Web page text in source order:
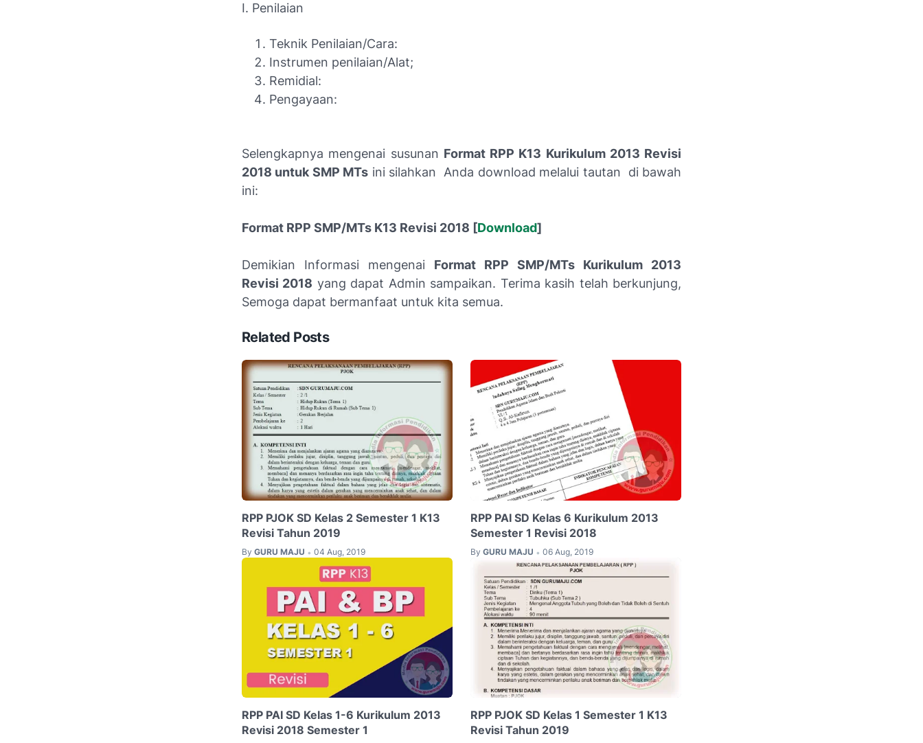
I. Penilaian
Teknik Penilaian/Cara:
Instrumen penilaian/Alat;
Remidial:
Pengayaan:
Selengkapnya mengenai susunan Format RPP K13 Kurikulum 2013 Revisi
2018 untuk SMP MTs ini silahkan Anda download melalui tautan di bawah
ini:
Format RPP SMP/MTs K13 Revisi 2018 [Download]
Demikian Informasi mengenai Format RPP SMP/MTs Kurikulum 2013
Revisi 2018 yang dapat Admin sampaikan. Terima kasih telah berkunjung,
Semoga dapat bermanfaat untuk kita semua.
Related Posts
RPP PJOK SD Kelas 2 Semester 1 K13
Revisi Tahun 2019
By GURU MAJU • 04 Aug, 2019
RPP PAI SD Kelas 6 Kurikulum 2013
Semester 1 Revisi 2018
By GURU MAJU • 06 Aug, 2019
RPP PAI SD Kelas 1-6 Kurikulum 2013
Revisi 2018 Semester 1
RPP PJOK SD Kelas 1 Semester 1 K13
Revisi Tahun 2019